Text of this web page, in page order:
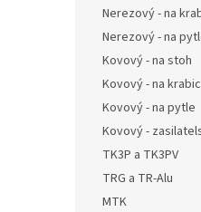
Nerezový - na
Nerezový - na
Kovový - na stoh
Kovový - na
Kovový - na pytle
Kovový -
TK3P a TK3PV
TRG a TR-Alu
MTK